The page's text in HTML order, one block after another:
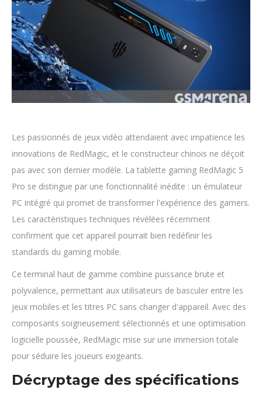
Les passionnés de jeux vidéo attendaient avec impatience les
innovations de RedMagic, et le constructeur chinois ne déçoit
pas avec son dernier modèle. La tablette gaming RedMagic 5
Pro se distingue par une fonctionnalité inédite : un émulateur
PC intégré qui promet de transformer l'expérience des gamers.
Les caractéristiques techniques révélées récemment
confirment que cet appareil pourrait bien redéfinir les
standards du gaming mobile.
Ce terminal haut de gamme combine puissance brute et
polyvalence, permettant aux utilisateurs de basculer entre les
jeux mobiles et les titres PC sans changer d'appareil. Avec des
composants soigneusement sélectionnés et une optimisation
logicielle poussée, RedMagic mise sur une immersion totale
pour séduire les joueurs exigeants.
Décryptage des spécifications